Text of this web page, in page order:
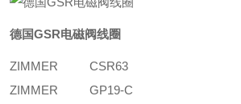
德国GSR电磁阀线圈
ZIMMER
CSR63
ZIMMER
GP19-C